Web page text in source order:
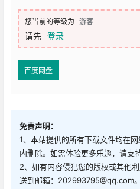
您当前的等级为 游客
请先 登录
百度网盘
免责声明：
1、本站提供的所有下载文件均在
内删除。如需体验更多乐趣，请支
2、如有内容侵犯您的版权或其他
送到邮箱：202993795@qq.com